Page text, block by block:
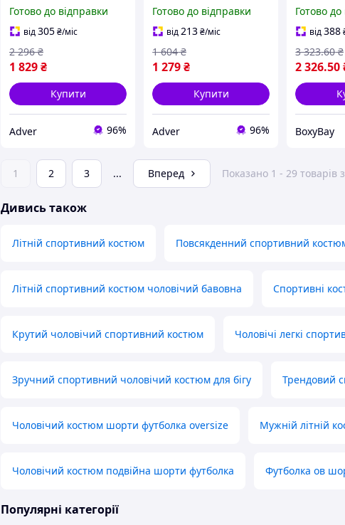
спортивний костюм
брендовий Fred Perry
Adver
Готово до відправки
від305₴/міс
1 829₴
2 296 ₴
Купити
Adver 96%
костюм поло
брендовий з логотипом
POLO Adver
Готово до відправки
від213₴/міс
1 279₴
1 604 ₴
Купити
Adver 96%
літа
Готово
від388
2 326.50
3 323.60 ₴
BoxyBay
1 2 3 ... Вперед Показано 1 - 29 товарів
Дивись також
Літній спортивний костюм Повсякденний спортивний
Літній спортивний костюм чоловічий бавовна Спортивні
Крутий чоловічий спортивний костюм Чоловічі легкі
Зручний спортивний чоловічий костюм для бігу Трендовий
Чоловічий костюм шорти футболка oversize Мужній літній
Чоловічий костюм подвійна шорти футболка Футболка ов
Популярні категорії